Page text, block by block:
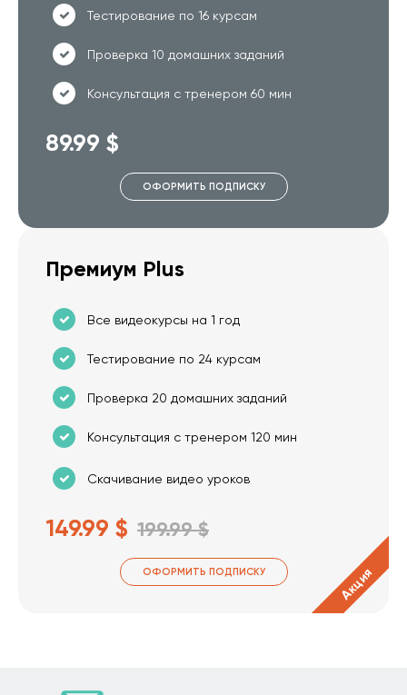
Тестирование по 16 курсам
Проверка 10 домашних заданий
Консультация с тренером 60 мин
89.99 $
ОФОРМИТЬ ПОДПИСКУ
Премиум Plus
Все видеокурсы на 1 год
Тестирование по 24 курсам
Проверка 20 домашних заданий
Консультация с тренером 120 мин
Скачивание видео уроков
149.99 $ 199.99 $
ОФОРМИТЬ ПОДПИСКУ Акция